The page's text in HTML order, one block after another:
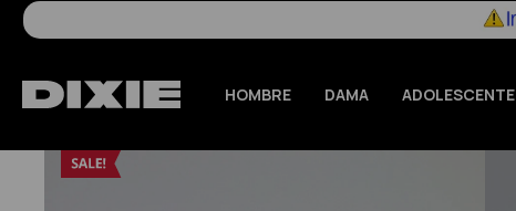
HOMBRE DAMA ADOLESCENTE